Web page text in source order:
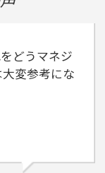
どうマネジ
変参考にな